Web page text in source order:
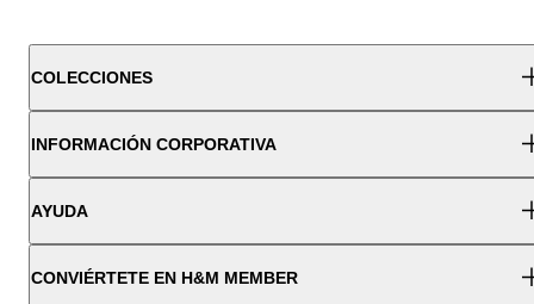
COLECCIONES
INFORMACIÓN CORPORATIVA
AYUDA
CONVIÉRTETE EN H&M MEMBER